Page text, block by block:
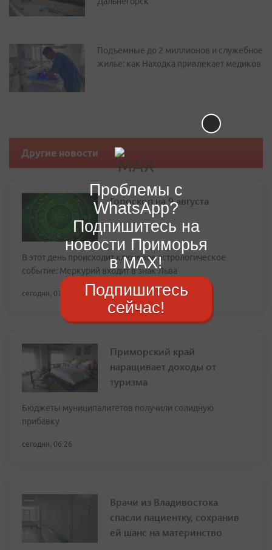
Подъемные до 2 миллионов и служебное
жилье: как Находка привлекает медиков
Другие новости
Гороскоп на 9 августа
В этот день происходит ключевое астрологическое
событие: Меркурий входит в знак Льва
сегодня, 07:42
Приморский край
наращивает доходы от
туризма
Бюджеты муниципалитетов получили солидную
прибавку
сегодня, 06:26
Врачи из Владивостока
спасли пациентку, сохранив
ей шанс на материнство
Проблемы с
WhatsApp?
Подпишитесь на
новости Приморья
в MAX!
Подпишитесь
сейчас!